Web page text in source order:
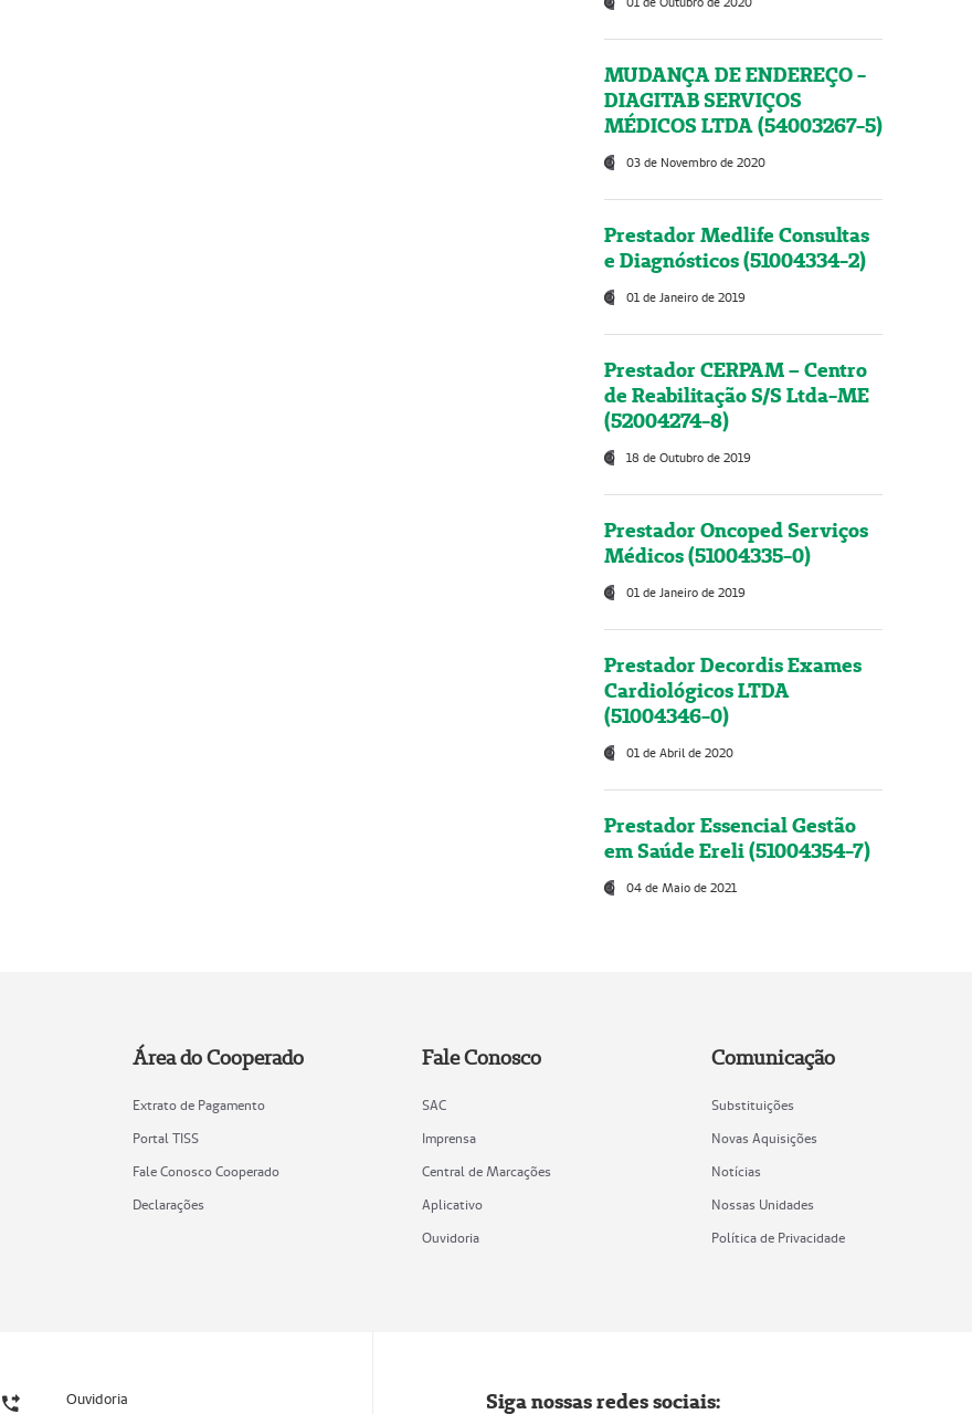
MUDANÇA DE ENDEREÇO -
DIAGITAB SERVIÇOS
MÉDICOS LTDA (54003267-5)
03 de Novembro de 2020
Prestador Medlife Consultas
e Diagnósticos (51004334-2)
01 de Janeiro de 2019
Prestador CERPAM – Centro
de Reabilitação S/S Ltda-ME
(52004274-8)
18 de Outubro de 2019
Prestador Oncoped Serviços
Médicos (51004335-0)
01 de Janeiro de 2019
Prestador Decordis Exames
Cardiológicos LTDA
(51004346-0)
01 de Abril de 2020
Prestador Essencial Gestão
em Saúde Ereli (51004354-7)
04 de Maio de 2021
Área do Cooperado
Extrato de Pagamento
Portal TISS
Fale Conosco Cooperado
Declarações
Fale Conosco
SAC
Imprensa
Central de Marcações
Aplicativo
Ouvidoria
Comunicação
Substituições
Novas Aquisições
Notícias
Nossas Unidades
Política de Privacidade
Ouvidoria Siga nossas redes sociais: